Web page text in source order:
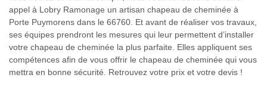
appel à Lobry Ramonage un artisan chapeau de cheminée à
Porte Puymorens dans le 66760. Et avant de réaliser vos travaux,
ses équipes prendront les mesures qui leur permettent d’installer
votre chapeau de cheminée la plus parfaite. Elles appliquent ses
compétences afin de vous offrir le chapeau de cheminée qui vous
mettra en bonne sécurité. Retrouvez votre prix et votre devis !